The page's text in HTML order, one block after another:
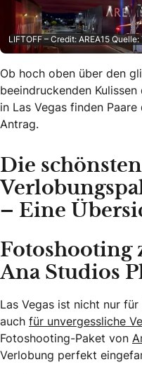
LIFTOFF – Credit: AREA15
Ob hoch oben über den
beeindruckenden
in Las Vegas finden
Antrag.
Die schönsten
– Eine
Fotoshooting
Ana Studios
Las Vegas ist nicht nur
auch für unvergessliche
Fotoshooting-Paket von
Verlobung perfekt